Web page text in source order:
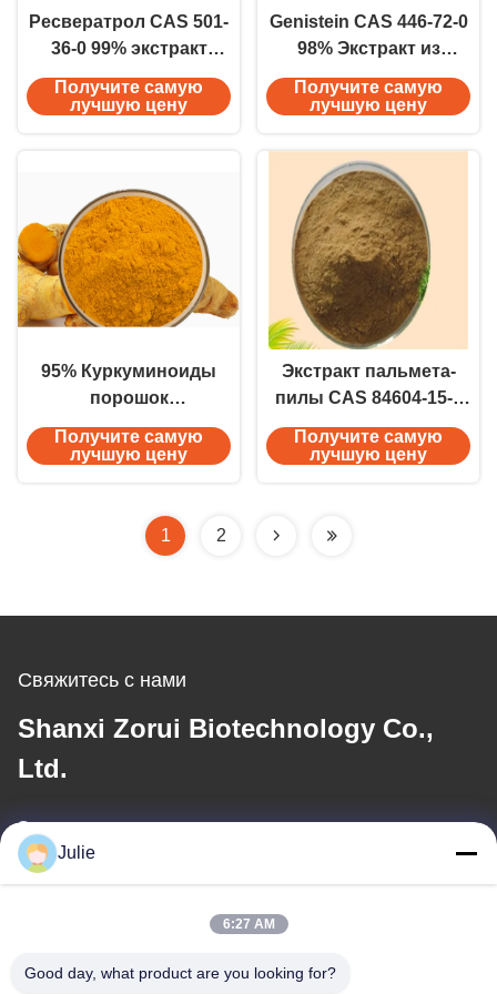
Ресвератрол CAS 501-
36-0 99% экстракт
Polygonum
Cuspidatum
сывороток по уходу
за кожей
Получите самую
лучшую цену
Genistein CAS 446-72-0
98% Экстракт из
соевого изофлавона
Косметический
препарат для ухода за
кожей
Получите самую
лучшую цену
95% Куркуминоиды
порошок
Противововоспалительные
средства для
Куркуминовый
экстракт для
Получите самую
лучшую цену
Экстракт пальмета-
пилы CAS 84604-15-9
Косметический класс
Serenoa Serrulata для
Получите самую
лучшую цену
1 2
Свяжитесь с нами
Shanxi Zorui Biotechnology Co.,
Ltd.
Электронная почта
Julie
6:27 AM
Good day, what product are you looking for?